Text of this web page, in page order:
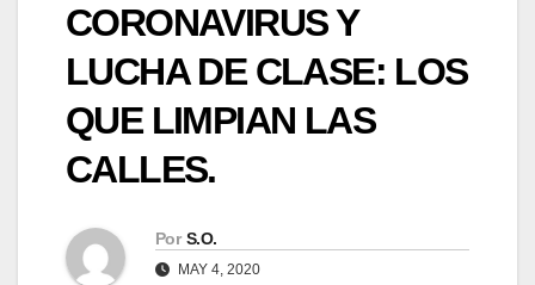
CORONAVIRUS Y
LUCHA DE CLASE: LOS
QUE LIMPIAN LAS
CALLES.
Por S.O.
MAY 4, 2020